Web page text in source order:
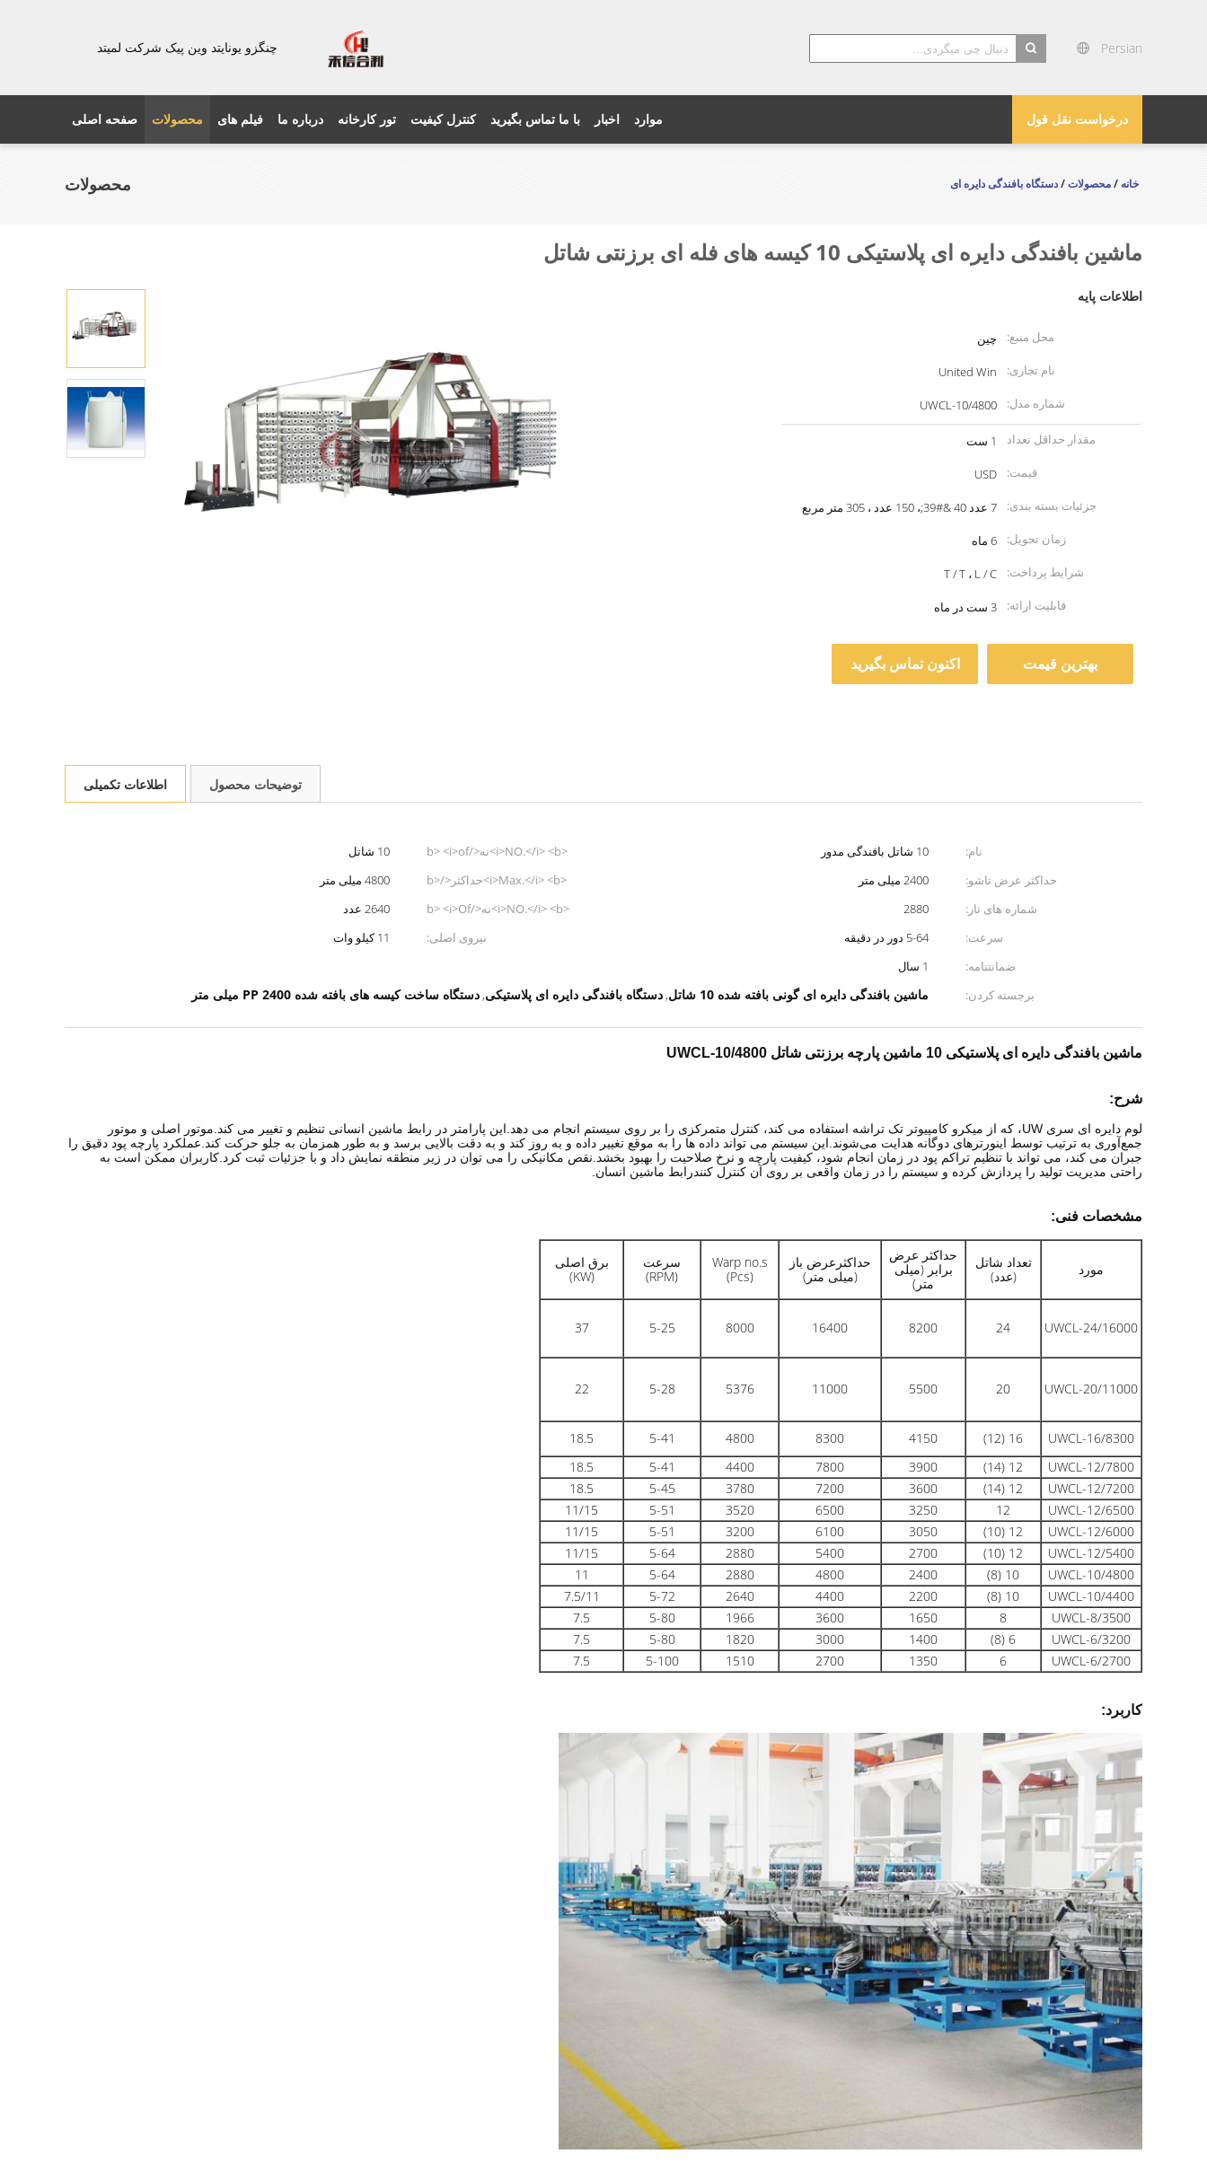
چنگزو یونایتد وین پیک شرکت لمیتد
Persian
درخواست نقل قول صفحه اصلی محصولات فیلم های درباره ما تور کارخانه کنترل کیفیت با ما تماس بگیرید اخبار موارد
محصولات خانه/محصولات/دستگاه بافندگی دایره ای
ماشین بافندگی دایره ای پلاستیکی 10 کیسه های فله ای برزنتی شاتل
اطلاعات پایه
محل منبع:
چین
نام تجاری:
United Win
شماره مدل:
UWCL-10/4800
مقدار حداقل تعداد
سفارش:
1 ست
قیمت:
USD
جزئیات بسته بندی:
7 عدد 40 &#39;، 150 عدد ، 305 متر مربع
زمان تحویل:
6 ماه
شرایط پرداخت:
T / T ، L / C
قابلیت ارائه:
3 ست در ماه
بهترین قیمت اکنون تماس بگیرید
اطلاعات تکمیلی توضیحات محصول
نام: 10 شاتل بافندگی مدور
<i>NO.</i> <b>نه</b> <i>of
shuttle</i> <b>از شاتل</b>:
10 شاتل
حداکثر عرض تاشو:
2400 میلی متر
<i>Max.</i> <b>حداکثر</b>
<i>Open width</i> <b>عرض
باز</b>:
4800 میلی متر
شماره های تار:
2880
<i>NO.</i> <b>نه</b> <i>Of
Warp</i> <b>از تار</b>:
2640 عدد
سرعت:
5-64 دور در دقیقه نیروی اصلی:
11 کیلو وات
ضمانتنامه:
1 سال
برجسته کردن:
ماشین بافندگی دایره ای گونی بافته شده 10 شاتل , دستگاه بافندگی دایره ای پلاستیکی, دستگاه ساخت کیسه های بافته شده PP 2400 میلی متر
ماشین بافندگی دایره ای پلاستیکی 10 ماشین پارچه برزنتی شاتل UWCL-10/4800
شرح:
لوم دایره ای سری UW، که از میکرو کامپیوتر تک تراشه استفاده می کند، کنترل متمرکزی را بر روی سیستم انجام می دهد.این پارامتر در رابط ماشین انسانی تنظیم و تغییر می کند.موتور اصلی و موتور
جمع‌آوری به ترتیب توسط اینورترهای دوگانه هدایت می‌شوند.این سیستم می تواند داده ها را به موقع تغییر داده و به روز کند و به دقت بالایی برسد و به طور همزمان به جلو حرکت کند.عملکرد پارچه پود دقیق را
جبران می کند، می تواند با تنظیم تراکم پود در زمان انجام شود، کیفیت پارچه و نرخ صلاحیت را بهبود بخشد.نقص مکانیکی را می توان در زیر منطقه نمایش داد و با جزئیات ثبت کرد.کاربران ممکن است به
راحتی مدیریت تولید را پردازش کرده و سیستم را در زمان واقعی بر روی آن کنترل کنندرابط ماشین انسان
مشخصات فنی:
مورد
تعداد شاتل
(عدد)
حداکثر عرض
برابر (میلی
متر)
حداکثرعرض باز
(میلی متر)
Warp no.s
(Pcs)
سرعت
(RPM)
برق اصلی
(KW)
UWCL-24/16000
24
8200
16400
8000
5-25
37
UWCL-20/11000
20
5500
11000
5376
5-28
22
UWCL-16/8300
16 (12)
4150
8300
4800
5-41
18.5
UWCL-12/7800
12 (14)
3900
7800
4400
5-41
18.5
UWCL-12/7200
12 (14)
3600
7200
3780
5-45
18.5
UWCL-12/6500
12
3250
6500
3520
5-51
11/15
UWCL-12/6000
12 (10)
3050
6100
3200
5-51
11/15
UWCL-12/5400
12 (10)
2700
5400
2880
5-64
11/15
UWCL-10/4800
10 (8)
2400
4800
2880
5-64
11
UWCL-10/4400
10 (8)
2200
4400
2640
5-72
7.5/11
UWCL-8/3500
8
1650
3600
1966
5-80
7.5
UWCL-6/3200
6 (8)
1400
3000
1820
5-80
7.5
UWCL-6/2700
6
1350
2700
1510
5-100
7.5
کاربرد: